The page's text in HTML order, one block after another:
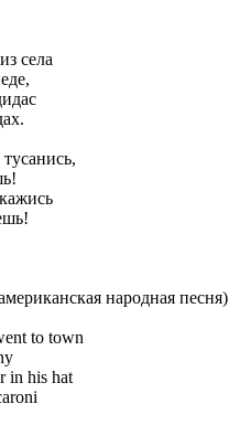
села
народная песня)
to town
in his hat